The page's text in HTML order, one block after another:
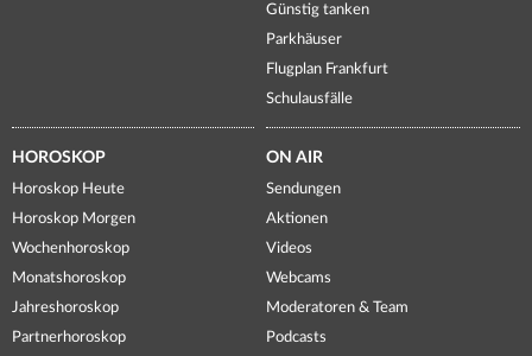
Günstig tanken
Parkhäuser
Flugplan Frankfurt
Schulausfälle
HOROSKOP
Horoskop Heute
Horoskop Morgen
Wochenhoroskop
Monatshoroskop
Jahreshoroskop
Partnerhoroskop
ON AIR
Sendungen
Aktionen
Videos
Webcams
Moderatoren & Team
Podcasts